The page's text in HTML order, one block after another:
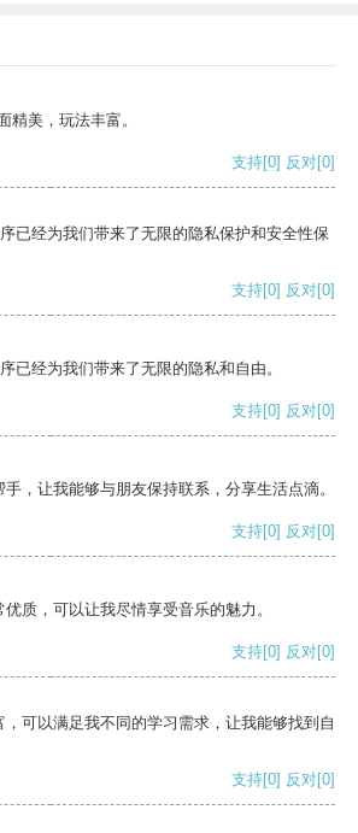
精美，玩法丰富。
支持[0] 反对[0]
已经为我们带来了无限的隐私保护和安全性保
支持[0] 反对[0]
已经为我们带来了无限的隐私和自由。
支持[0] 反对[0]
，让我能够与朋友保持联系，分享生活点滴。
支持[0] 反对[0]
质，可以让我尽情享受音乐的魅力。
支持[0] 反对[0]
可以满足我不同的学习需求，让我能够找到自
支持[0] 反对[0]